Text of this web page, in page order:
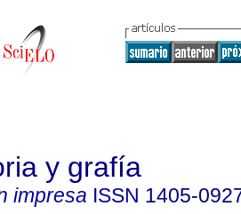
y grafía
impresa ISSN 1405-